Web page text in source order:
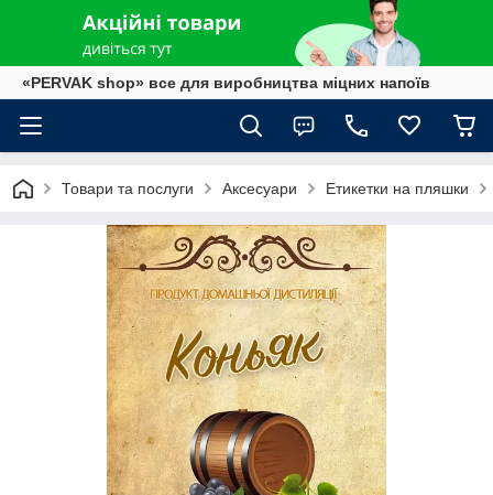
«PERVAK shop» все для виробництва міцних напоїв
Товари та послуги Аксесуари Етикетки на пляшки